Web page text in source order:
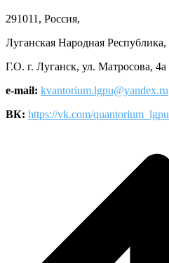
291011, Россия,
Луганская Народная Республика,
Г.О. г. Луганск, ул. Матросова, 4а
e-mail: kvantorium.lgpu@yandex.ru
ВК: https://vk.com/quantorium_lgpu